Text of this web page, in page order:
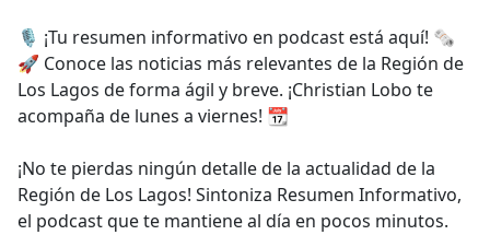
b
o
o
k
🎙️ ¡Tu resumen informativo en podcast está aquí! 🗞️
🚀 Conoce las noticias más relevantes de la Región de
Los Lagos de forma ágil y breve. ¡Christian Lobo te
acompaña de lunes a viernes! 📆
¡No te pierdas ningún detalle de la actualidad de la
Región de Los Lagos! Sintoniza Resumen Informativo,
el podcast que te mantiene al día en pocos minutos.